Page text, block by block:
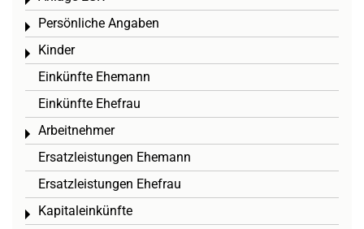
Persönliche Angaben
Toggle menu
Kinder
Toggle menu
Einkünfte Ehemann
Einkünfte Ehefrau
Arbeitnehmer
Toggle menu
Ersatzleistungen Ehemann
Ersatzleistungen Ehefrau
Kapitaleinkünfte
Toggle menu